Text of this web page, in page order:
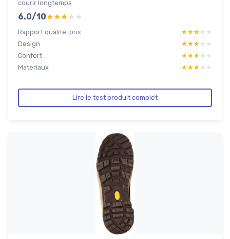
courir longtemps
6.0/10★★★★★
★★★★★
Rapport qualité-prix ★★★★★
★★★★★
Design
★★★★★
★★★★★
Confort
★★★★★
★★★★★
Materiaux
★★★★★
★★★★★
Lire le test produit complet